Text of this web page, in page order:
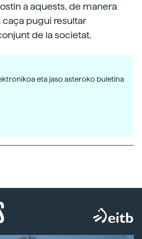
a aquests, de manera
pugui resultar
de la societat.
eta jaso asteroko buletina